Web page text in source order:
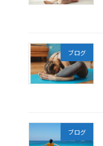
ブログ
ブログ